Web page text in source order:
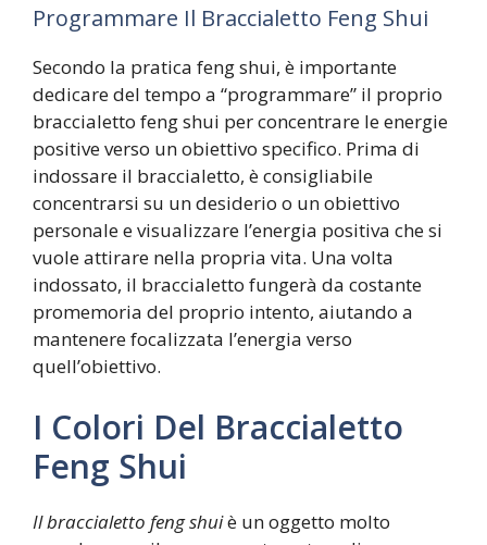
Programmare Il Braccialetto Feng Shui
Secondo la pratica feng shui, è importante
dedicare del tempo a “programmare” il proprio
braccialetto feng shui per concentrare le energie
positive verso un obiettivo specifico. Prima di
indossare il braccialetto, è consigliabile
concentrarsi su un desiderio o un obiettivo
personale e visualizzare l’energia positiva che si
vuole attirare nella propria vita. Una volta
indossato, il braccialetto fungerà da costante
promemoria del proprio intento, aiutando a
mantenere focalizzata l’energia verso
quell’obiettivo.
I Colori Del Braccialetto
Feng Shui
Il braccialetto feng shuiè un oggetto molto